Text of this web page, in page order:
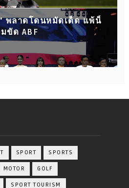
พลาดโดนหมัดเด็ด แพ้น็
ขัด ABF
SPORT SPORTS
MOTOR GOLF
SPORT TOURISM